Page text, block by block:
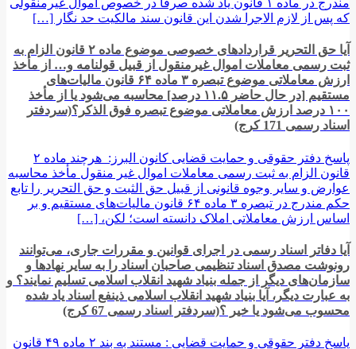
مندرج در ماده ۱ قانون یاد شده صرفاً در خصوص اموال غیرمنقولی
که پس از لازم الاجرا شدن این قانون سند مالکیت حد نگار […]
آیا حق التحریر قراردادهای خصوصی موضوع ماده ۲ قانون الزام به
ثبت رسمی معاملات اموال غیرمنقول از قبیل قولنامه و… از مأخذ
ارزش معاملاتی موضوع تبصره ۳ ماده ۶۴ قانون مالیات‌های
مستقیم [در حال حاضر ۱۱.۵ درصد] محاسبه می‌شود یا از مأخذ
۱۰۰ درصد ارزش معاملاتی موضوع تبصره فوق الذکر؟(سردفتر
اسناد رسمی 171 کرج)
پاسخ دفتر حقوقی و حمایت قضایی کانون البرز: هرچند ماده ۲
قانون الزام به ثبت رسمی معاملات اموال غیر منقول مأخذ محاسبه
عوارض و سایر وجوه قانونی از قبیل حق الثبت و حق التحریر را تابع
حکم مندرج در تبصره ۳ ماده ۶۴ قانون مالیات‌های مستقیم و بر
اساس ارزش معاملاتی املاک دانسته است؛ لکن، […]
آیا دفاتر اسناد رسمی در اجرای قوانین و مقررات جاری، می‌توانند
رونوشت مصدق اسناد تنظیمی صاحبان اسناد را به سایر نهادها و
سازمان‌های دیگر از جمله بنیاد شهید انقلاب اسلامی تسلیم نمایند؟ و
به عبارت دیگر، آیا بنیاد شهید انقلاب اسلامی ذینفع اسناد یاد شده
محسوب می‌شود یا خیر ؟(سردفتر اسناد رسمی 67 کرج)
پاسخ دفتر حقوقی و حمایت قضایی : مستند به بند ۲ ماده ۴۹ قانون